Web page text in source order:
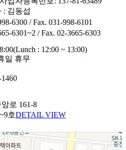
: 김동섭
6300 / Fax. 031-998-6101
6301~2 / Fax. 02-3665-6303
: 12:00 ~ 13:00)
일 휴무
로 161-8
호DETAIL VIEW